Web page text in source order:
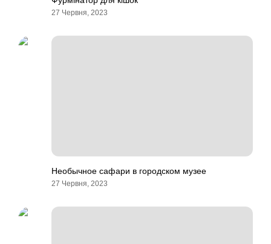
27 Червня, 2023
Необычное сафари в городском музее
27 Червня, 2023